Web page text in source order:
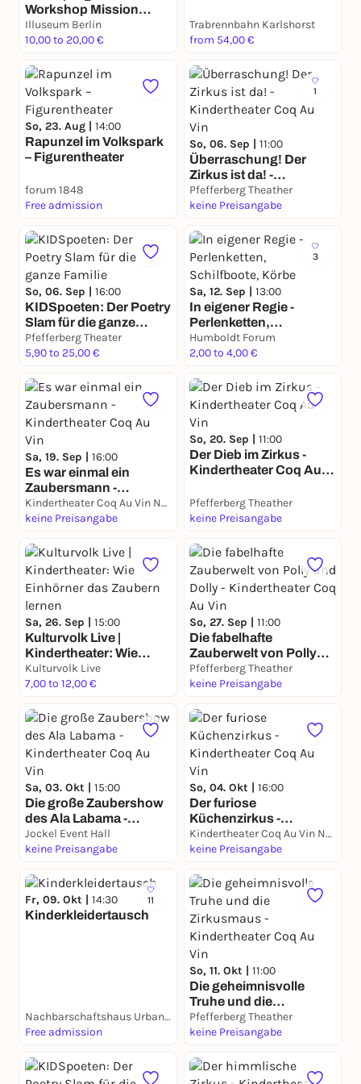
Workshop Mission
Druckwellen
Illuseum Berlin
10,00 to 20,00 €
Trabrennbahn Karlshorst
from 54,00 €
So, 23. Aug | 14:00
Rapunzel im Volkspark
– Figurentheater
forum 1848
Free admission
1
So, 06. Sep | 11:00
Überraschung! Der
Zirkus ist da! -
Kindertheater Coq Au
Vin
Pfefferberg Theather
keine Preisangabe
So, 06. Sep | 16:00
KIDSpoeten: Der Poetry
Slam für die ganze
Familie
Pfefferberg Theater
5,90 to 25,00 €
3
Sa, 12. Sep | 13:00
In eigener Regie -
Perlenketten,
Schilfboote, Körbe
Humboldt Forum
2,00 to 4,00 €
Sa, 19. Sep | 16:00
Es war einmal ein
Zaubersmann -
Kindertheater Coq Au
Vin
Kindertheater Coq Au Vin Neukölln
keine Preisangabe
So, 20. Sep | 11:00
Der Dieb im Zirkus -
Kindertheater Coq Au
Pfefferberg Theather
keine Preisangabe
Sa, 26. Sep | 15:00
Kulturvolk Live |
Kindertheater: Wie
Einhörner das Zaubern
lernen
Kulturvolk Live
7,00 to 12,00 €
So, 27. Sep | 11:00
Die fabelhafte
Zauberwelt von Polly
und Dolly -
Kindertheater Coq Au
Pfefferberg Theather
keine Preisangabe
Sa, 03. Okt | 15:00
Die große Zaubershow
des Ala Labama -
Kindertheater Coq Au
Vin
Jockel Event Hall
keine Preisangabe
So, 04. Okt | 16:00
Der furiose
Küchenzirkus -
Kindertheater Coq Au
Vin
Kindertheater Coq Au Vin Neukölln
keine Preisangabe
11
Fr, 09. Okt | 14:30
Kinderkleidertausch
Nachbarschaftshaus Urbanstraße
Free admission
So, 11. Okt | 11:00
Die geheimnisvolle
Truhe und die
Zirkusmaus -
Kindertheater Coq Au
Pfefferberg Theather
keine Preisangabe